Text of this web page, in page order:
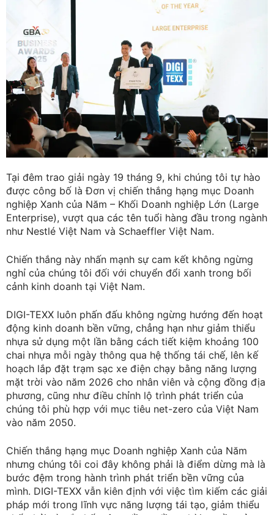
Tại đêm trao giải ngày 19 tháng 9, khi chúng tôi tự hào
được công bố là Đơn vị chiến thắng hạng mục Doanh
nghiệp Xanh của Năm – Khối Doanh nghiệp Lớn (Large
Enterprise), vượt qua các tên tuổi hàng đầu trong ngành
như Nestlé Việt Nam và Schaeffler Việt Nam.
Chiến thắng này nhấn mạnh sự cam kết không ngừng
nghỉ của chúng tôi đối với chuyển đổi xanh trong bối
cảnh kinh doanh tại Việt Nam.
DIGI-TEXX luôn phấn đấu không ngừng hướng đến hoạt
động kinh doanh bền vững, chẳng hạn như giảm thiểu
nhựa sử dụng một lần bằng cách tiết kiệm khoảng 100
chai nhựa mỗi ngày thông qua hệ thống tái chế, lên kế
hoạch lắp đặt trạm sạc xe điện chạy bằng năng lượng
mặt trời vào năm 2026 cho nhân viên và cộng đồng địa
phương, cũng như điều chỉnh lộ trình phát triển của
chúng tôi phù hợp với mục tiêu net-zero của Việt Nam
vào năm 2050.
Chiến thắng hạng mục Doanh nghiệp Xanh của Năm
nhưng chúng tôi coi đây không phải là điểm dừng mà là
bước đệm trong hành trình phát triển bền vững của
mình. DIGI-TEXX vẫn kiên định với việc tìm kiếm các giải
pháp mới trong lĩnh vực năng lượng tái tạo, giảm thiểu